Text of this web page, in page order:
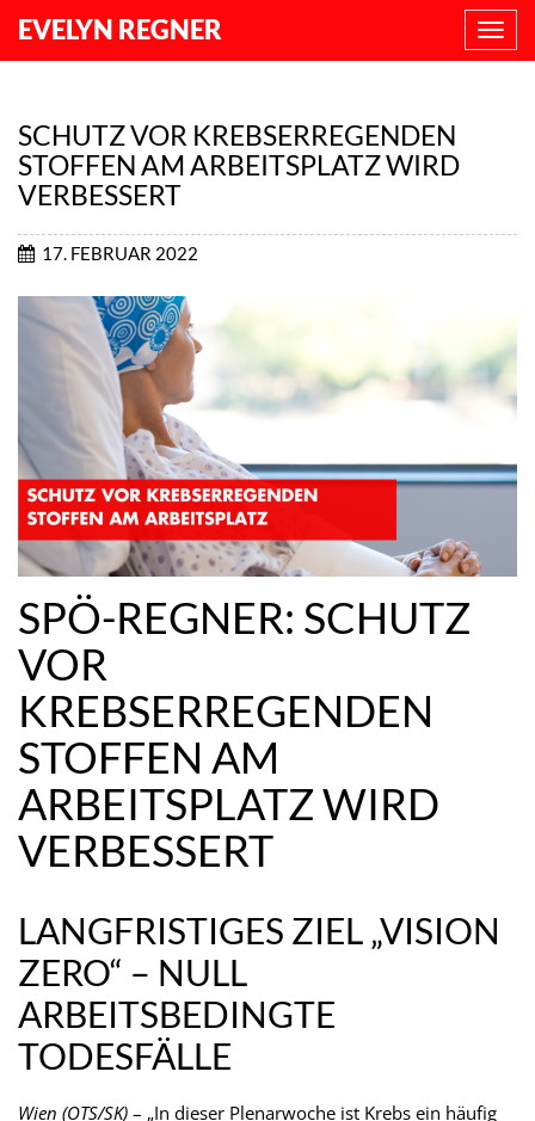
EVELYN REGNER
SCHUTZ VOR KREBSERREGENDEN
STOFFEN AM ARBEITSPLATZ WIRD
VERBESSERT
17. FEBRUAR 2022
SPÖ-REGNER: SCHUTZ
VOR
KREBSERREGENDEN
STOFFEN AM
ARBEITSPLATZ WIRD
VERBESSERT
LANGFRISTIGES ZIEL „VISION
ZERO“ – NULL
ARBEITSBEDINGTE
TODESFÄLLE
Wien (OTS/SK) – „In dieser Plenarwoche ist Krebs ein häufig